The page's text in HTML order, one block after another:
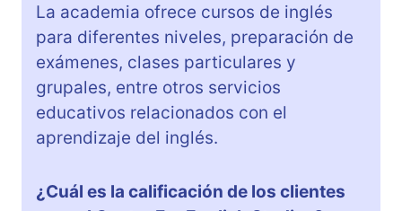
La academia ofrece cursos de inglés
para diferentes niveles, preparación de
exámenes, clases particulares y
grupales, entre otros servicios
educativos relacionados con el
aprendizaje del inglés.
¿Cuál es la calificación de los clientes